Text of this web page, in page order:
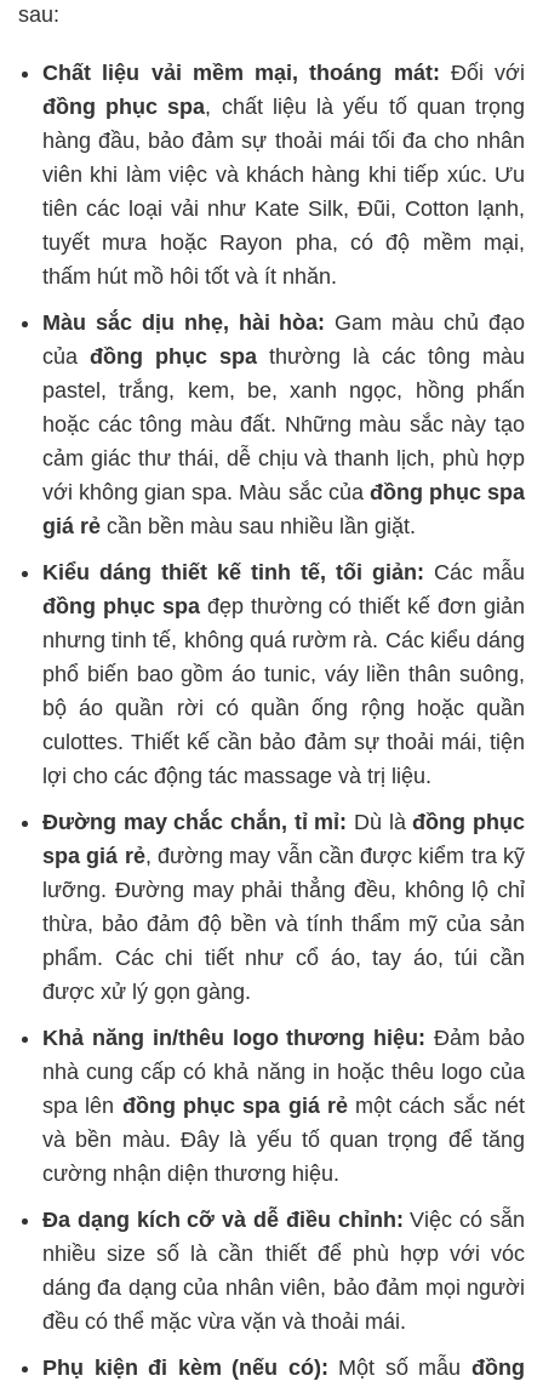
sau:
Chất liệu vải mềm mại, thoáng mát: Đối với
đồng phục spa, chất liệu là yếu tố quan trọng
hàng đầu, bảo đảm sự thoải mái tối đa cho nhân
viên khi làm việc và khách hàng khi tiếp xúc. Ưu
tiên các loại vải như Kate Silk, Đũi, Cotton lạnh,
tuyết mưa hoặc Rayon pha, có độ mềm mại,
thấm hút mồ hôi tốt và ít nhăn.
Màu sắc dịu nhẹ, hài hòa: Gam màu chủ đạo
của đồng phục spa thường là các tông màu
pastel, trắng, kem, be, xanh ngọc, hồng phấn
hoặc các tông màu đất. Những màu sắc này tạo
cảm giác thư thái, dễ chịu và thanh lịch, phù hợp
với không gian spa. Màu sắc của đồng phục spa
giá rẻ cần bền màu sau nhiều lần giặt.
Kiểu dáng thiết kế tinh tế, tối giản: Các mẫu
đồng phục spađẹp thường có thiết kế đơn giản
nhưng tinh tế, không quá rườm rà. Các kiểu dáng
phổ biến bao gồm áo tunic, váy liền thân suông,
bộ áo quần rời có quần ống rộng hoặc quần
culottes. Thiết kế cần bảo đảm sự thoải mái, tiện
lợi cho các động tác massage và trị liệu.
Đường may chắc chắn, tỉ mỉ: Dù làđồng phục
spa giá rẻ, đường may vẫn cần được kiểm tra kỹ
lưỡng. Đường may phải thẳng đều, không lộ chỉ
thừa, bảo đảm độ bền và tính thẩm mỹ của sản
phẩm. Các chi tiết như cổ áo, tay áo, túi cần
được xử lý gọn gàng.
Khả năng in/thêu logo thương hiệu: Đảm bảo
nhà cung cấp có khả năng in hoặc thêu logo của
spa lên đồng phục spa giá rẻmột cách sắc nét
và bền màu. Đây là yếu tố quan trọng để tăng
cường nhận diện thương hiệu.
Đa dạng kích cỡ và dễ điều chỉnh: Việc có sẵn
nhiều size số là cần thiết để phù hợp với vóc
dáng đa dạng của nhân viên, bảo đảm mọi người
đều có thể mặc vừa vặn và thoải mái.
Phụ kiện đi kèm (nếu có): Một số mẫuđồng